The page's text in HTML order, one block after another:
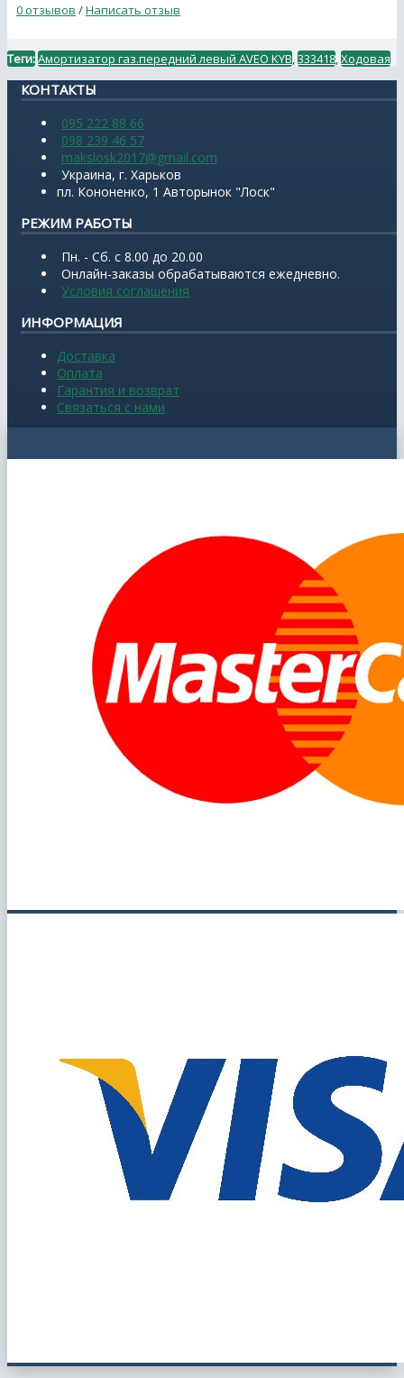
0 отзывов /Написать отзыв
Теги:Амортизатор газ.передний левый AVEO KYB 333418 Ходовая
КОНТАКТЫ
095 222 88 66
098 239 46 57
makslosk2017@gmail.com
Украина, г. Харьков
пл. Кононенко, 1 Авторынок "Лоск"
РЕЖИМ РАБОТЫ
Пн. - Сб. с 8.00 до 20.00
Онлайн-заказы обрабатываются ежедневно.
Условия соглашения
ИНФОРМАЦИЯ
Доставка
Оплата
Гарантия и возврат
Связаться с нами